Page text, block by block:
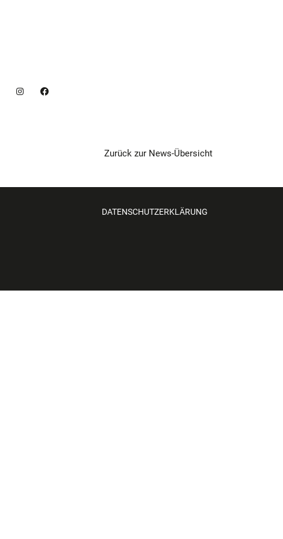
Zurück zur News-Übersicht
DATENSCHUTZERKLÄRUNG